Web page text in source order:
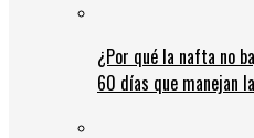
¿Por qué la nafta no
60 días que manejan